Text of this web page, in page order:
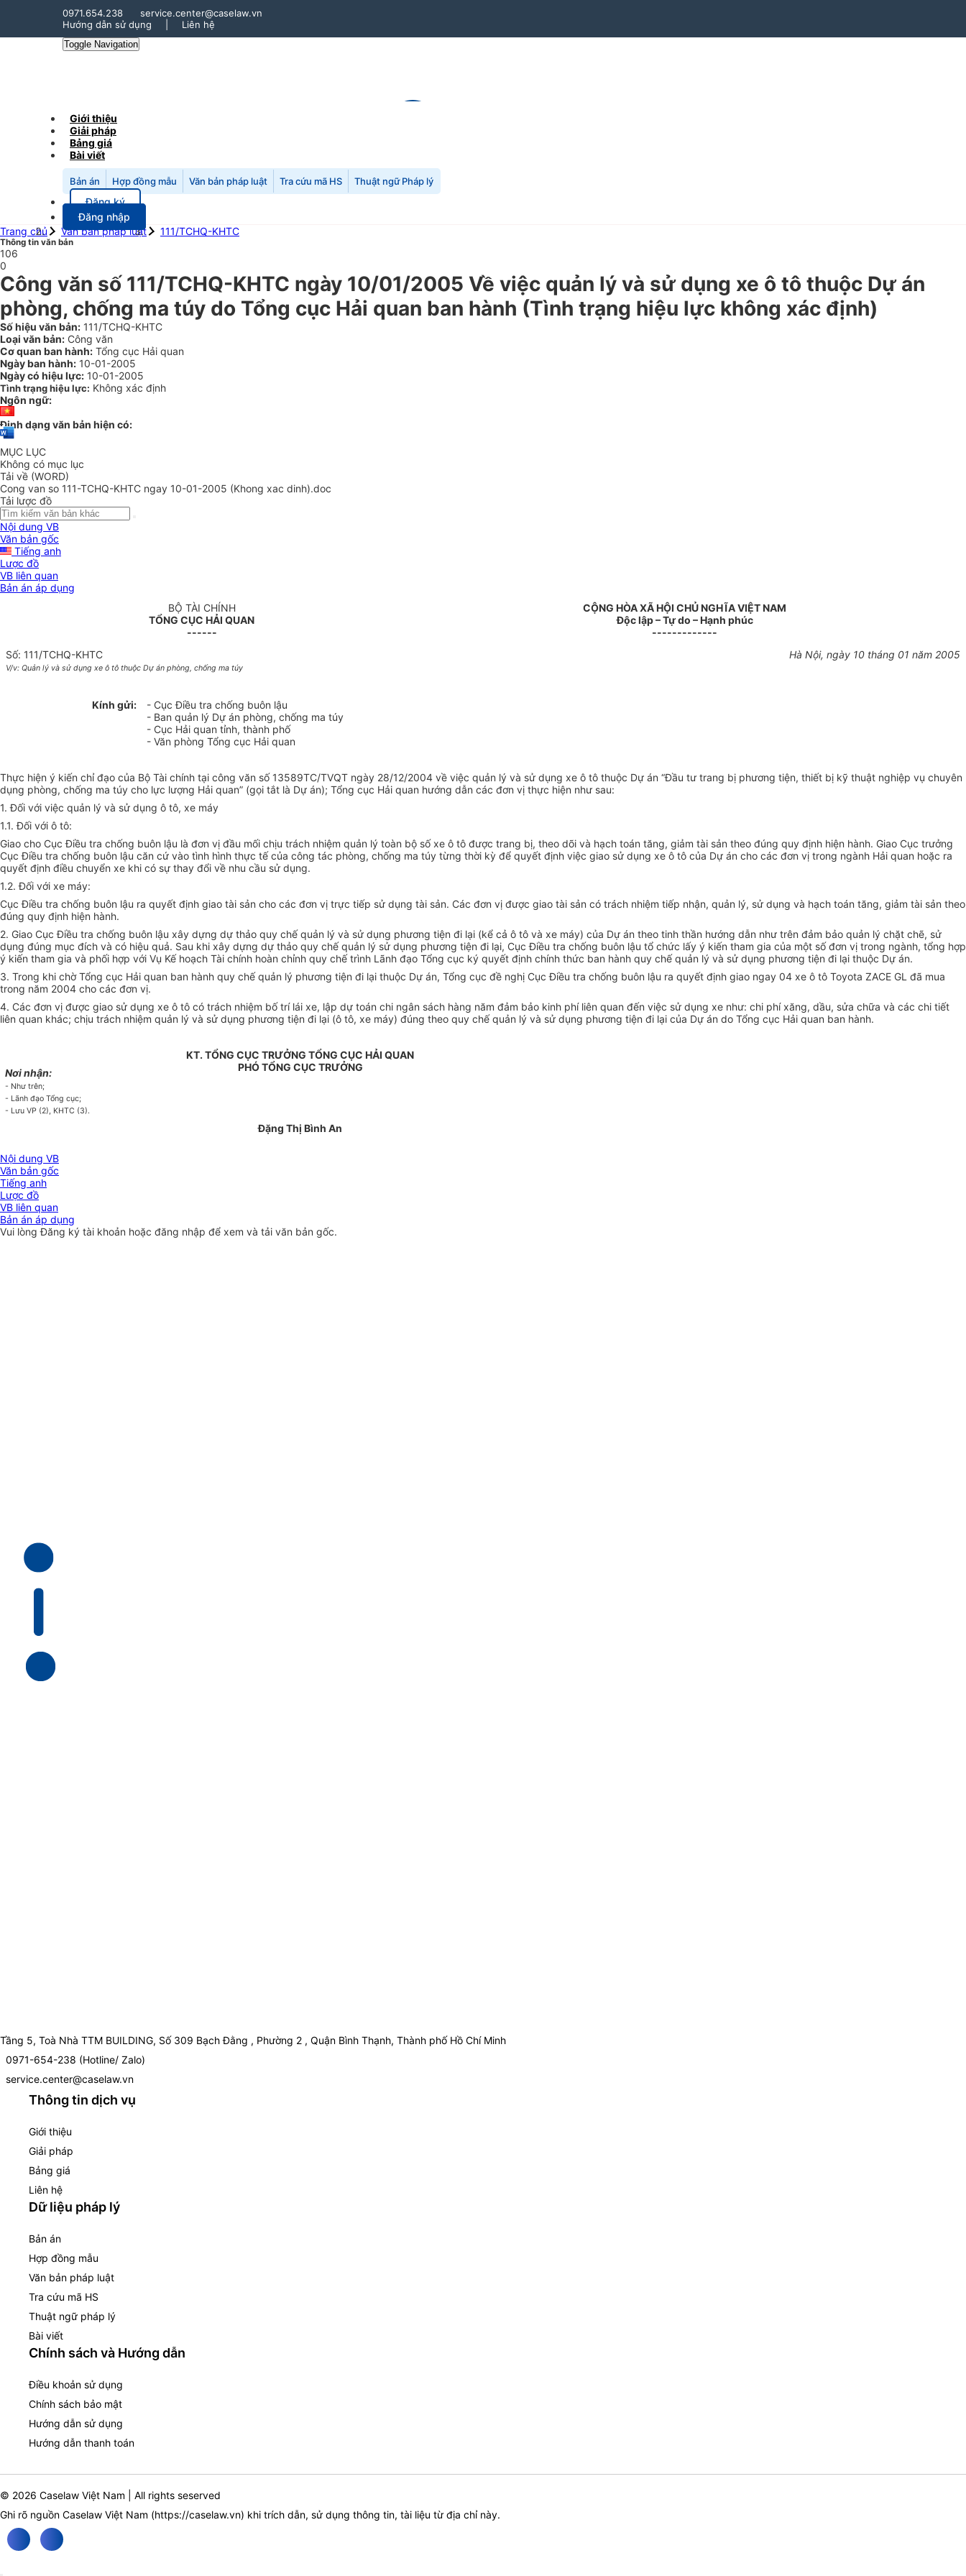
0971.654.238
service.center@caselaw.vn
Hướng dẫn sử dụng
Liên hệ
Toggle Navigation
Giới thiệu
Giải pháp
Bảng giá
Bài viết
Bản án Hợp đồng mẫu Văn bản pháp luật Tra cứu mã HS Thuật ngữ Pháp lý
Đăng ký
Đăng nhập
Trang chủ
Văn bản pháp luật 111/TCHQ-KHTC
Thông tin văn bản
106
0
Công văn số 111/TCHQ-KHTC ngày 10/01/2005 Về việc quản lý và sử dụng xe ô tô thuộc Dự án
phòng, chống ma túy do Tổng cục Hải quan ban hành (Tình trạng hiệu lực không xác định)
Số hiệu văn bản: 111/TCHQ-KHTC
Loại văn bản: Công văn
Cơ quan ban hành: Tổng cục Hải quan
Ngày ban hành: 10-01-2005
Ngày có hiệu lực: 10-01-2005
Tình trạng hiệu lực: Không xác định
Ngôn ngữ:
Định dạng văn bản hiện có:
MỤC LỤC
Không có mục lục
Tải về (WORD)
Cong van so 111-TCHQ-KHTC ngay 10-01-2005 (Khong xac dinh).doc
Tải lược đồ
Nội dung VB
Văn bản gốc
Tiếng anh
Lược đồ
VB liên quan
Bản án áp dụng
BỘ TÀI CHÍNH
TỔNG CỤC HẢI QUAN
------
CỘNG HÒA XÃ HỘI CHỦ NGHĨA VIỆT NAM
Độc lập – Tự do – Hạnh phúc
-------------
Số: 111/TCHQ-KHTC
V/v: Quản lý và sử dụng xe ô tô thuộc Dự án phòng, chống ma túy
Hà Nội, ngày 10 tháng 01 năm 2005
Kính gửi:
- Cục Điều tra chống buôn lậu
- Ban quản lý Dự án phòng, chống ma túy
- Cục Hải quan tỉnh, thành phố
- Văn phòng Tổng cục Hải quan
Thực hiện ý kiến chỉ đạo của Bộ Tài chính tại công văn số 13589TC/TVQT ngày 28/12/2004 về việc quản lý và sử dụng xe ô tô thuộc Dự án “Đầu tư trang bị phương tiện, thiết bị kỹ thuật nghiệp vụ chuyên
dụng phòng, chống ma túy cho lực lượng Hải quan” (gọi tắt là Dự án); Tổng cục Hải quan hướng dẫn các đơn vị thực hiện như sau:
1. Đối với việc quản lý và sử dụng ô tô, xe máy
1.1. Đối với ô tô:
Giao cho Cục Điều tra chống buôn lậu là đơn vị đầu mối chịu trách nhiệm quản lý toàn bộ số xe ô tô được trang bị, theo dõi và hạch toán tăng, giảm tài sản theo đúng quy định hiện hành. Giao Cục trưởng
Cục Điều tra chống buôn lậu căn cứ vào tình hình thực tế của công tác phòng, chống ma túy từng thời kỳ để quyết định việc giao sử dụng xe ô tô của Dự án cho các đơn vị trong ngành Hải quan hoặc ra
quyết định điều chuyển xe khi có sự thay đổi về nhu cầu sử dụng.
1.2. Đối với xe máy:
Cục Điều tra chống buôn lậu ra quyết định giao tài sản cho các đơn vị trực tiếp sử dụng tài sản. Các đơn vị được giao tài sản có trách nhiệm tiếp nhận, quản lý, sử dụng và hạch toán tăng, giảm tài sản theo
đúng quy định hiện hành.
2. Giao Cục Điều tra chống buôn lậu xây dựng dự thảo quy chế quản lý và sử dụng phương tiện đi lại (kể cả ô tô và xe máy) của Dự án theo tinh thần hướng dẫn như trên đảm bảo quản lý chặt chẽ, sử
dụng đúng mục đích và có hiệu quả. Sau khi xây dựng dự thảo quy chế quản lý sử dụng phương tiện đi lại, Cục Điều tra chống buôn lậu tổ chức lấy ý kiến tham gia của một số đơn vị trong ngành, tổng hợp
ý kiến tham gia và phối hợp với Vụ Kế hoạch Tài chính hoàn chỉnh quy chế trình Lãnh đạo Tổng cục ký quyết định chính thức ban hành quy chế quản lý và sử dụng phương tiện đi lại thuộc Dự án.
3. Trong khi chờ Tổng cục Hải quan ban hành quy chế quản lý phương tiện đi lại thuộc Dự án, Tổng cục đề nghị Cục Điều tra chống buôn lậu ra quyết định giao ngay 04 xe ô tô Toyota ZACE GL đã mua
trong năm 2004 cho các đơn vị.
4. Các đơn vị được giao sử dụng xe ô tô có trách nhiệm bố trí lái xe, lập dự toán chi ngân sách hàng năm đảm bảo kinh phí liên quan đến việc sử dụng xe như: chi phí xăng, dầu, sửa chữa và các chi tiết
liên quan khác; chịu trách nhiệm quản lý và sử dụng phương tiện đi lại (ô tô, xe máy) đúng theo quy chế quản lý và sử dụng phương tiện đi lại của Dự án do Tổng cục Hải quan ban hành.
Nơi nhận:
- Như trên;
- Lãnh đạo Tổng cục;
- Lưu VP (2), KHTC (3).
KT. TỔNG CỤC TRƯỞNG TỔNG CỤC HẢI QUAN
PHÓ TỔNG CỤC TRƯỞNG
Đặng Thị Bình An
Nội dung VB
Văn bản gốc
Tiếng anh
Lược đồ
VB liên quan
Bản án áp dụng
Vui lòngĐăng ký tài khoản hoặc đăng nhập để xem và tải văn bản gốc.
Tầng 5, Toà Nhà TTM BUILDING, Số 309 Bạch Đằng , Phường 2 , Quận Bình Thạnh, Thành phố Hồ Chí Minh
0971-654-238 (Hotline/ Zalo)
service.center@caselaw.vn
Thông tin dịch vụ
Giới thiệu
Giải pháp
Bảng giá
Liên hệ
Dữ liệu pháp lý
Bản án
Hợp đồng mẫu
Văn bản pháp luật
Tra cứu mã HS
Thuật ngữ pháp lý
Bài viết
Chính sách và Hướng dẫn
Điều khoản sử dụng
Chính sách bảo mật
Hướng dẫn sử dụng
Hướng dẫn thanh toán
© 2026 Caselaw Việt Nam | All rights seserved
Ghi rõ nguồn Caselaw Việt Nam (https://caselaw.vn) khi trích dẫn, sử dụng thông tin, tài liệu từ địa chỉ này.